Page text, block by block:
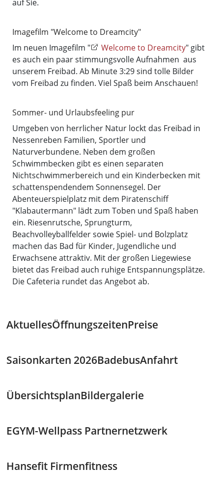
auf Sie.
Imagefilm "Welcome to Dreamcity"
Im neuen Imagefilm "
Welcome to Dreamcity" gibt
es auch ein paar stimmungsvolle Aufnahmen aus
unserem Freibad. Ab Minute 3:29 sind tolle Bilder
vom Freibad zu finden. Viel Spaß beim Anschauen!
Sommer- und Urlaubsfeeling pur
Umgeben von herrlicher Natur lockt das Freibad in
Nessenreben Familien, Sportler und
Naturverbundene. Neben dem großen
Schwimmbecken gibt es einen separaten
Nichtschwimmerbereich und ein Kinderbecken mit
schattenspendendem Sonnensegel. Der
Abenteuerspielplatz mit dem Piratenschiff
"Klabautermann" lädt zum Toben und Spaß haben
ein. Riesenrutsche, Sprungturm,
Beachvolleyballfelder sowie Spiel- und Bolzplatz
machen das Bad für Kinder, Jugendliche und
Erwachsene attraktiv. Mit der großen Liegewiese
bietet das Freibad auch ruhige Entspannungsplätze.
Die Cafeteria rundet das Angebot ab.
AktuellesÖffnungszeitenPreise
Saisonkarten 2026BadebusAnfahrt
ÜbersichtsplanBildergalerie
EGYM-Wellpass Partnernetzwerk
Hansefit Firmenfitness